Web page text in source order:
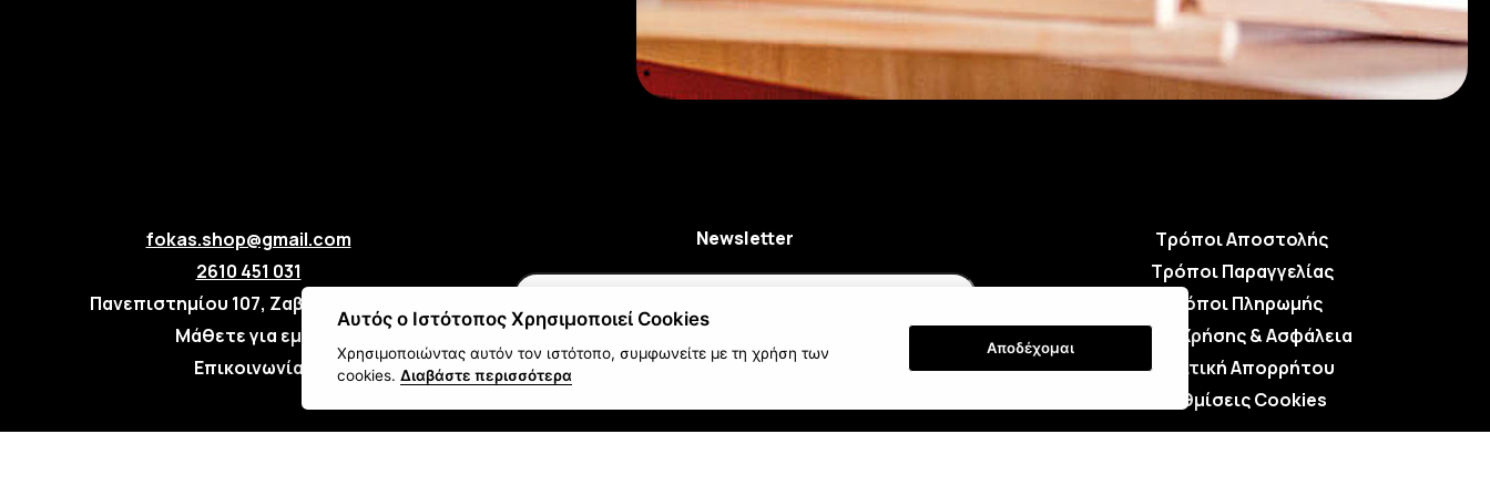
fokas.shop@gmail.com
2610 451 031
Πανεπιστημίου 107, Ζαβλάνι, Πάτρα
Μάθετε για εμάς
Επικοινωνία
Newsletter
Εγγραφή
Τρόποι Αποστολής
Τρόποι Παραγγελίας
Τρόποι Πληρωμής
Όροι Χρήσης & Ασφάλεια
Πολιτική Απορρήτου
Ρυθμίσεις Cookies
Αυτός ο Ιστότοπος Χρησιμοποιεί Cookies
Χρησιμοποιώντας αυτόν τον ιστότοπο, συμφωνείτε με τη χρήση των
cookies. Διαβάστε περισσότερα
Αποδέχομαι